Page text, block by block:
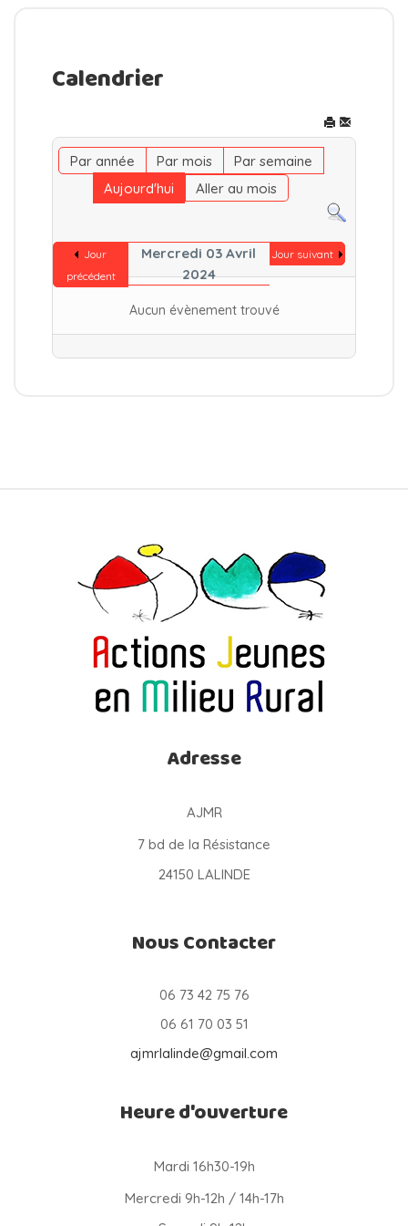
Calendrier
Par année Par mois
Par semaine
Aujourd'hui
Aller au mois
Jour
précédent
Mercredi 03 Avril
2024
Jour suivant
Aucun évènement trouvé
Adresse
AJMR
7 bd de la Résistance
24150 LALINDE
Nous Contacter
06 73 42 75 76
06 61 70 03 51
ajmrlalinde@gmail.com
Heure d'ouverture
Mardi 16h30-19h
Mercredi 9h-12h / 14h-17h